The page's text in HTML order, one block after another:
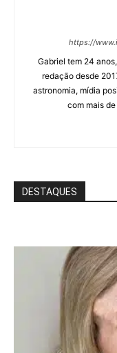
https://
Gabriel tem 24
redação desde
astronomia, mídia
com mais
DESTAQUES